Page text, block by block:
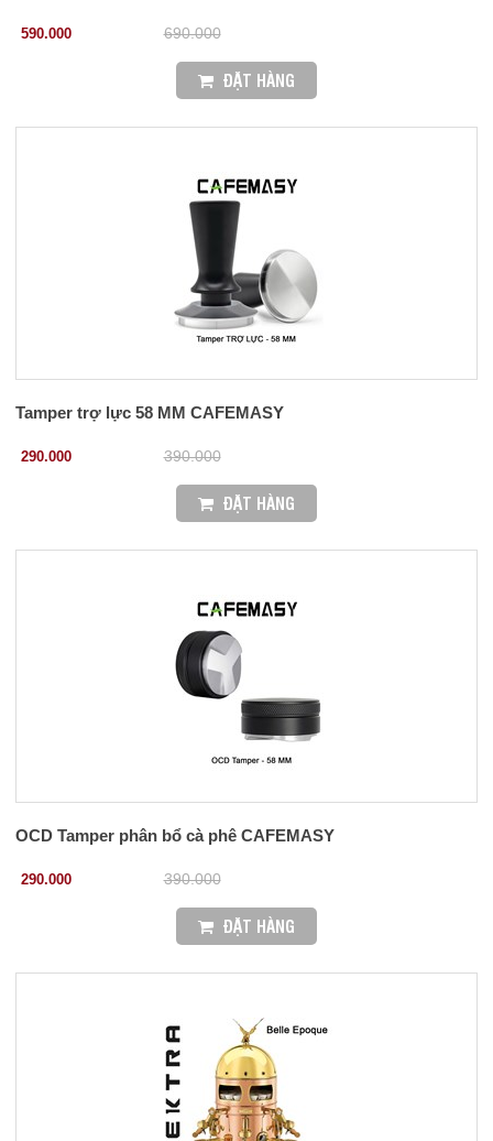
590.000 690.000
ĐẶT HÀNG
Tamper trợ lực 58 MM CAFEMASY
290.000 390.000
ĐẶT HÀNG
OCD Tamper phân bổ cà phê CAFEMASY
290.000 390.000
ĐẶT HÀNG